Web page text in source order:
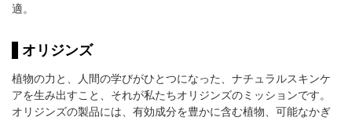
適。
オリジンズ
植物の力と、人間の学びがひとつになった、ナチュラルスキンケ
アを生み出すこと、それが私たちオリジンズのミッションです。
オリジンズの製品には、有効成分を豊かに含む植物、可能なかぎ